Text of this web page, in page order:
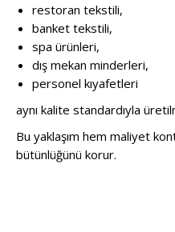
restoran tekstili,
banket tekstili,
spa ürünleri,
dış mekan minderleri,
personel kıyafetleri
aynı kalite standardıyla
Bu yaklaşım hem maliyet
bütünlüğünü korur.